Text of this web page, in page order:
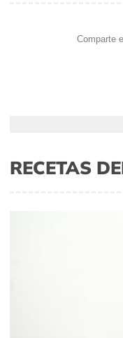
Comparte
RECETAS